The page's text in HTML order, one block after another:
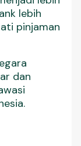
lebih
pinjaman
dan